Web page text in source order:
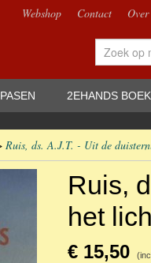
Webshop Contact Over
2EHANDS
Ruis, ds. A.J.T. - Uit de
Ruis,
het
€ 15,50